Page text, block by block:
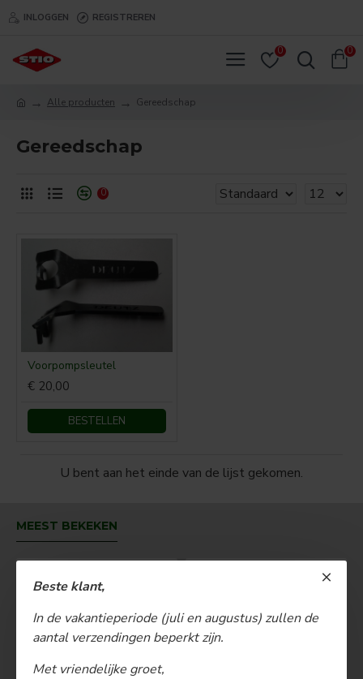
Beste klant,
In de vakantieperiode (juli en augustus) zullen de
aantal verzendingen beperkt zijn.
Met vriendelijke groet,
INLOGGEN REGISTREREN
0 0
Alle producten Gereedschap
Gereedschap
0
Voorpompsleutel
€ 20,00
BESTELLEN
U bent aan het einde van de lijst gekomen.
MEEST BEKEKEN